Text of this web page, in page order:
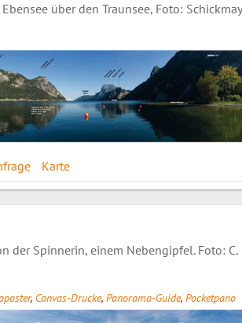
über den Traunsee, Foto:
Karte
der Spinnerin, einem Nebengipfel. Foto: C.
, Canvas-Drucke, Panorama-Guide, Pocketpano